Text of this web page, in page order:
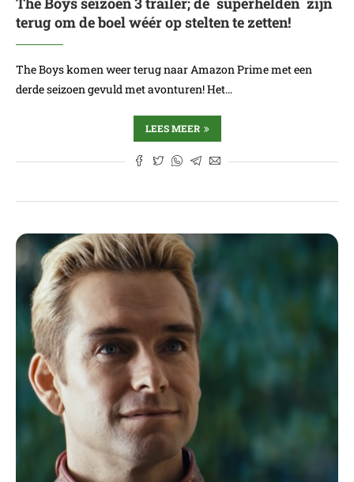
terug om de boel wéér op stelten te zetten!
The Boys komen weer terug naar Amazon Prime met een
derde seizoen gevuld met avonturen! Het…
LEES MEER